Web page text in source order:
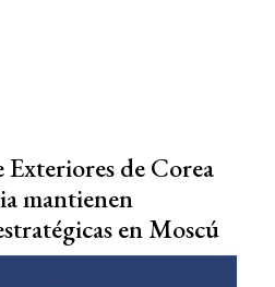
de Corea
mantienen
en Moscú